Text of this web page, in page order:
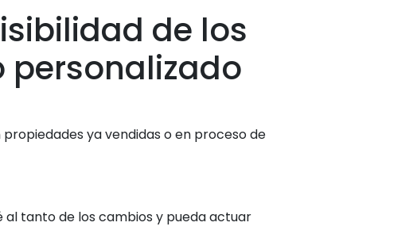
de los
personalizado
ya vendidas o en proceso de
tanto de los cambios y pueda actuar